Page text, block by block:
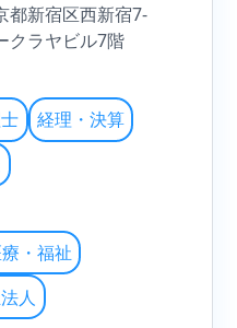
都新宿区西新宿7-
ラヤビル7階
経理・決算
・福祉
人